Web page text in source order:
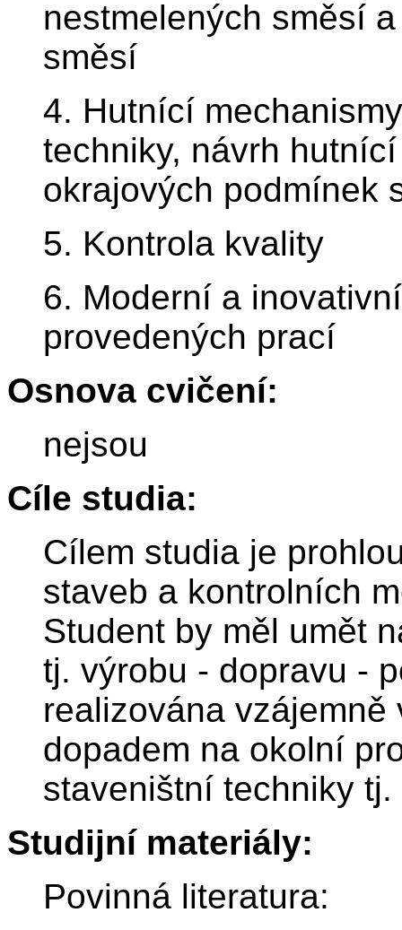
nestmelených směsí
směsí
4. Hutnící
techniky, návrh
okrajových podmínek
5. Kontrola kvality
6. Moderní a
provedených prací
Osnova cvičení:
nejsou
Cíle studia:
Cílem studia je
staveb a kontrolních
Student by měl umět
tj. výrobu - dopravu -
realizována
dopadem na okolní
staveništní techniky
Studijní materiály:
Povinná literatura: